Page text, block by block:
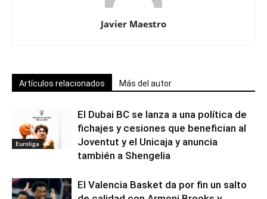
Javier Maestro
Artículos relacionados Más del autor
Euroliga
El Dubai BC se lanza a una política de
fichajes y cesiones que benefician al
Joventut y el Unicaja y anuncia
también a Shengelia
El Valencia Basket da por fin un salto